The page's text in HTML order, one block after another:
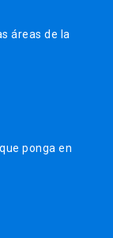
áreas de la
ponga en